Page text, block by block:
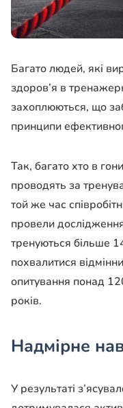
Багато людей, які
здоров’я в
захоплюються, що
принципи
Так, багато хто в
проводять за
той же час
провели
тренуються більше
похвалитися
опитування понад
років.
Надмірне
У результаті